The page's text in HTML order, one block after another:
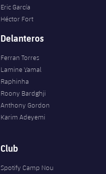
Eric García
Héctor Fort
Delanteros
Ferran Torres
Lamine Yamal
Raphinha
Roony Bardghji
Anthony Gordon
Karim Adeyemi
Club
Spotify Camp Nou